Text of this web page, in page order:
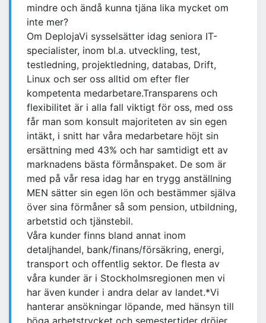
mindre och ändå kunna tjäna lika mycket om
inte mer?
Om DeplojaVi sysselsätter idag seniora IT-
specialister, inom bl.a. utveckling, test,
testledning, projektledning, databas, Drift,
Linux och ser oss alltid om efter fler
kompetenta medarbetare.Transparens och
flexibilitet är i alla fall viktigt för oss, med oss
får man som konsult majoriteten av sin egen
intäkt, i snitt har våra medarbetare höjt sin
ersättning med 43% och har samtidigt ett av
marknadens bästa förmånspaket. De som är
med på vår resa idag har en trygg anställning
MEN sätter sin egen lön och bestämmer själva
över sina förmåner så som pension, utbildning,
arbetstid och tjänstebil.
Våra kunder finns bland annat inom
detaljhandel, bank/finans/försäkring, energi,
transport och offentlig sektor. De flesta av
våra kunder är i Stockholmsregionen men vi
har även kunder i andra delar av landet.*Vi
hanterar ansökningar löpande, med hänsyn till